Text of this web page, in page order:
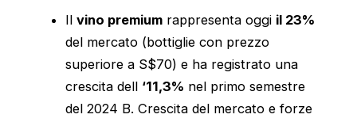
Ilvino premium rappresenta oggi il 23%
del mercato (bottiglie con prezzo
superiore a S$70) e ha registrato una
crescita dell ‘11,3% nel primo semestre
del 2024 B. Crescita del mercato e forze